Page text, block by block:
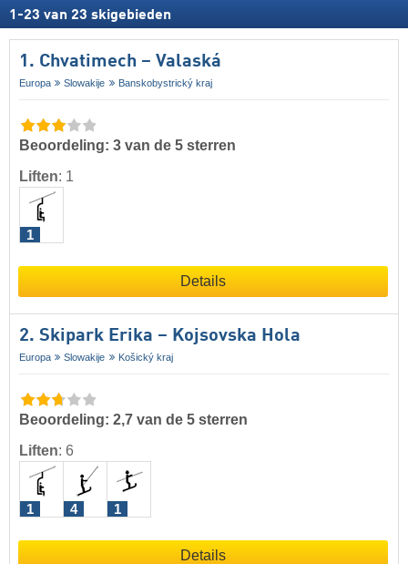
1 -23 van 23 skigebieden
1. Chvatimech – Valaská
Europa Slowakije Banskobystrický kraj
Beoordeling: 3 van de 5 sterren
Liften: 1
1
Details
2. Skipark Erika – Kojsovska Hola
Europa Slowakije Košický kraj
Beoordeling: 2,7 van de 5 sterren
Liften: 6
1 4 1
Details